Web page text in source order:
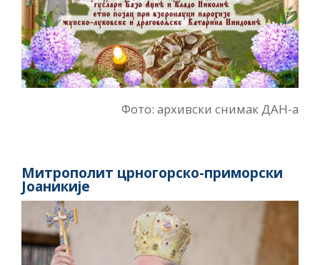
Фото: архивски снимак ДАН-а
Митрополит црногорско-приморски
Јоаникије